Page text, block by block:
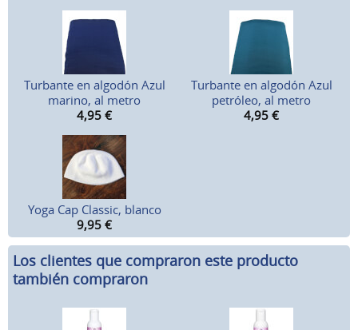
Turbante en algodón Azul
marino, al metro
4,95 €
Turbante en algodón Azul
petróleo, al metro
4,95 €
Yoga Cap Classic, blanco
9,95 €
Los clientes que compraron este producto
también compraron